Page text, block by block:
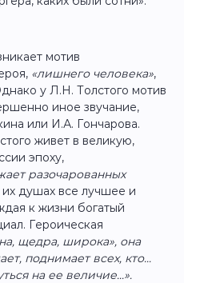
мотив
«лишнего человека»,
у Л.Н. Толстого мотив
иное звучание,
или И.А. Гончарова.
живет в великую,
эпоху,
разочарованных
их душах все лучшее и
к жизни богатый
Героическая
щедра, широка», она
поднимает всех, кто...
на ее величие...».